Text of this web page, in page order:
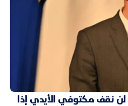
لن نقف مكتوفي الأيدي إذا